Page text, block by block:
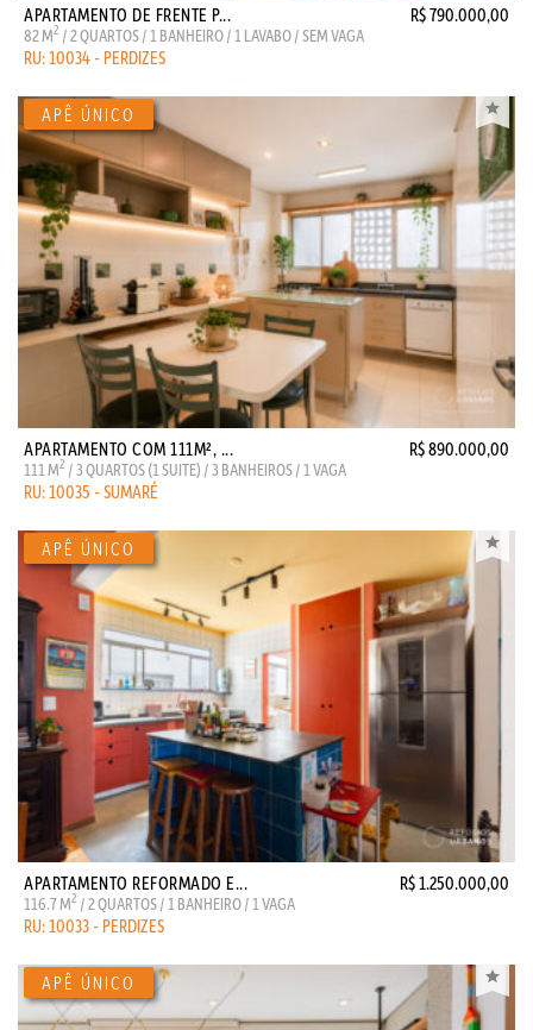
APARTAMENTO DE FRENTE P... R$ 790.000,00
82 M2 / 2 QUARTOS / 1 BANHEIRO / 1 LAVABO / SEM VAGA
RU: 10034 - PERDIZES
APARTAMENTO COM 111M², ... R$ 890.000,00
111 M2 / 3 QUARTOS (1 SUITE) / 3 BANHEIROS / 1 VAGA
RU: 10035 - SUMARÉ
APARTAMENTO REFORMADO E... R$ 1.250.000,00
116.7 M2 / 2 QUARTOS / 1 BANHEIRO / 1 VAGA
RU: 10033 - PERDIZES